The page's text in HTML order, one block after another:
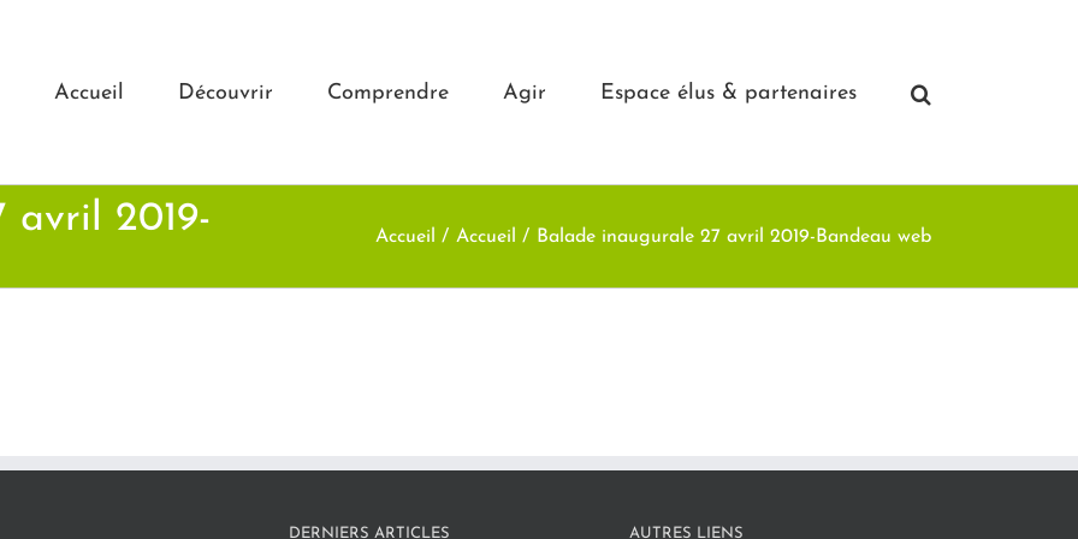
Accueil Découvrir Comprendre Agir Espace élus & partenaires
avril 2019-
Accueil Accueil Balade inaugurale 27 avril 2019-Bandeau web
DERNIERS ARTICLES AUTRES LIENS